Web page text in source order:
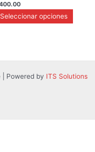
Seleccionar opciones
Powered by ITS Solutions